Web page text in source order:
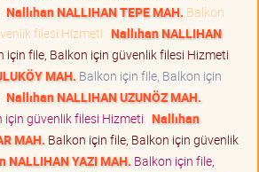
Nallıhan NALLIHAN TEPE MAH. Balkon
filesi Hizmeti Nallıhan NALLIHAN
için file, Balkon için güvenlik filesi Hizmeti
MAH. Balkon için file, Balkon için
Nallıhan NALLIHAN UZUNÖZ MAH.
için güvenlik filesi Hizmeti Nallıhan
MAH. Balkon için file, Balkon için güvenlik
NALLIHAN YAZI MAH. Balkon için file,